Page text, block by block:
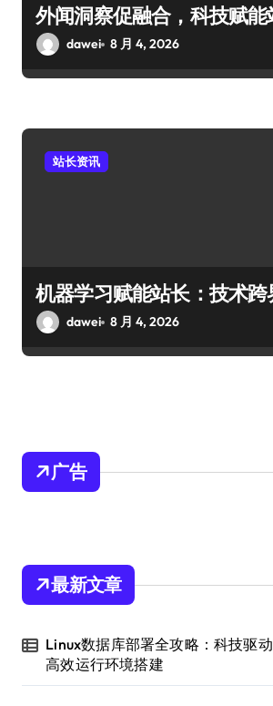
外闻洞察促融合，科技赋
dawei 8 月 4, 2026
站长资讯
机器学习赋能站长：技术
dawei 8 月 4, 2026
广告
最新文章
Linux数据库部署全攻略：科技驱
高效运行环境搭建